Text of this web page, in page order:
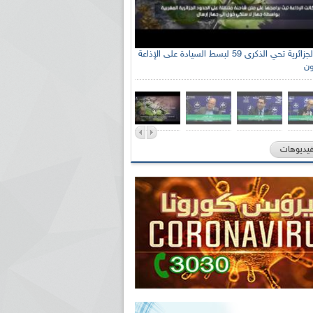
الإذاعة الجزائرية تحي الذكرى 59 لبسط السيادة على الإذاعة